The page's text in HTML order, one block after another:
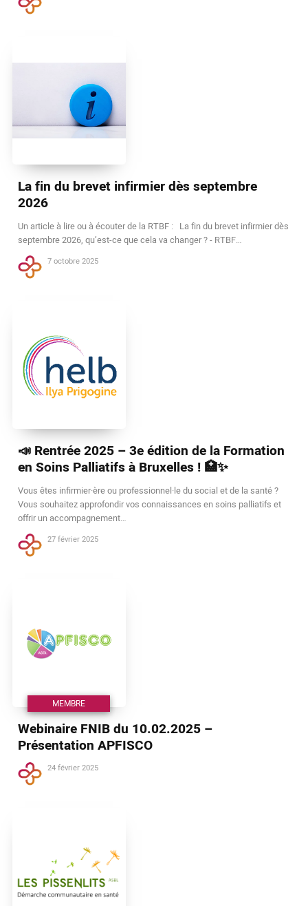
La fin du brevet infirmier dès septembre
2026
Un article à lire ou à écouter de la RTBF : La fin du brevet infirmier dès
septembre 2026, qu’est-ce que cela va changer ? - RTBF…
7 octobre 2025
📣 Rentrée 2025 – 3e édition de la Formation
en Soins Palliatifs à Bruxelles ! 🏥✨
Vous êtes infirmier·ère ou professionnel·le du social et de la santé ?
Vous souhaitez approfondir vos connaissances en soins palliatifs et
offrir un accompagnement…
27 février 2025
MEMBRE
Webinaire FNIB du 10.02.2025 –
Présentation APFISCO
24 février 2025